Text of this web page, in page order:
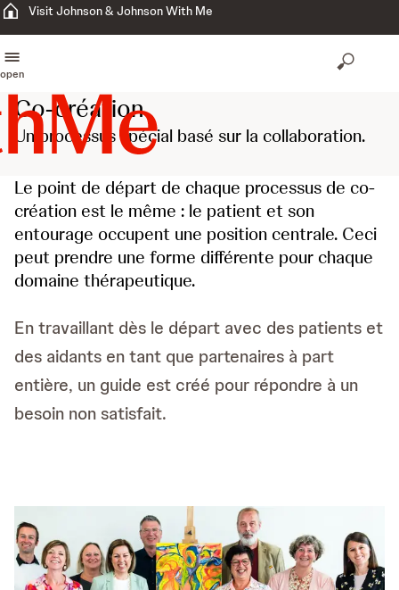
Visit Johnson & Johnson With Me
open
Co-création
Un processus spécial basé sur la collaboration.
Le point de départ de chaque processus de co-
création est le même : le patient et son
entourage occupent une position centrale. Ceci
peut prendre une forme différente pour chaque
domaine thérapeutique.
En travaillant dès le départ avec des patients et
des aidants en tant que partenaires à part
entière, un guide est créé pour répondre à un
besoin non satisfait.